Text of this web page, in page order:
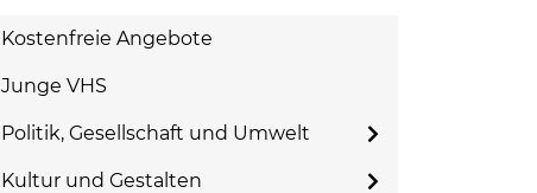
Kostenfreie Angebote
Junge VHS
Politik, Gesellschaft und Umwelt
Kultur und Gestalten